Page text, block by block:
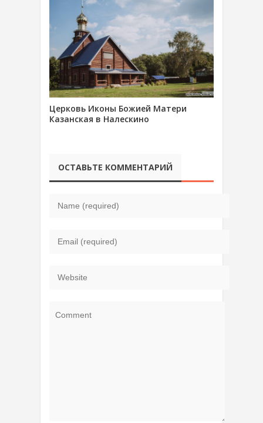
Церковь Иконы Божией Матери
Казанская в Налескино
ОСТАВЬТЕ КОММЕНТАРИЙ